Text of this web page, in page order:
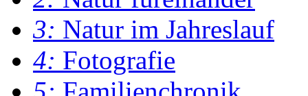
3: Natur im Jahreslauf
4: Fotografie